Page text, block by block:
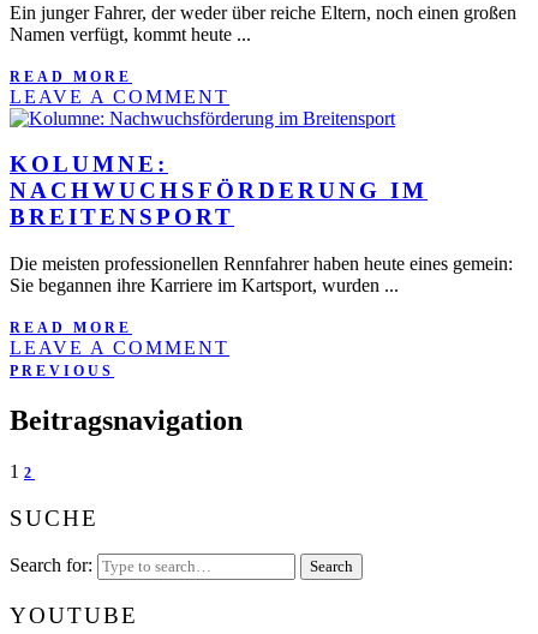
Ein junger Fahrer, der weder über reiche Eltern, noch einen großen
Namen verfügt, kommt heute ...
READ MORE
LEAVE A COMMENT
KOLUMNE:
NACHWUCHSFÖRDERUNG IM
BREITENSPORT
Die meisten professionellen Rennfahrer haben heute eines gemein:
Sie begannen ihre Karriere im Kartsport, wurden ...
READ MORE
LEAVE A COMMENT
PREVIOUS
Beitragsnavigation
1 2
SUCHE
Search for:
YOUTUBE